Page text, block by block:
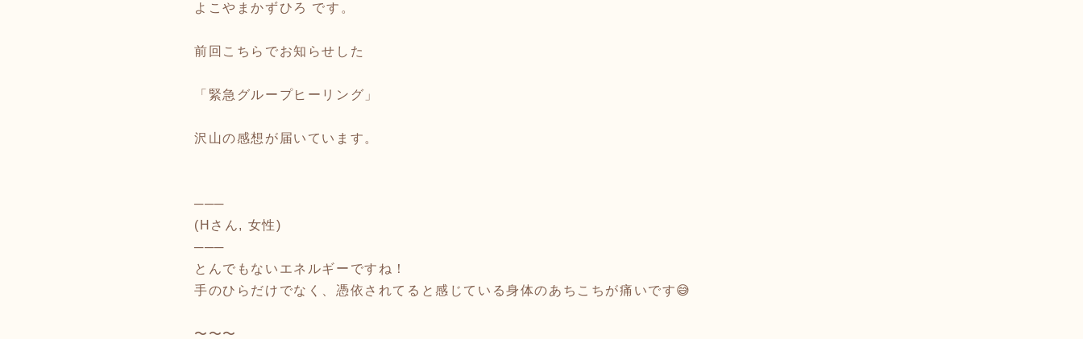
よこやまかずひろ です。
前回こちらでお知らせした
「緊急グループヒーリング」
沢山の感想が届いています。
───
(Hさん, 女性)
───
とんでもないエネルギーですね！
手のひらだけでなく、憑依されてると感じている身体のあちこちが痛いです😅
〜〜〜